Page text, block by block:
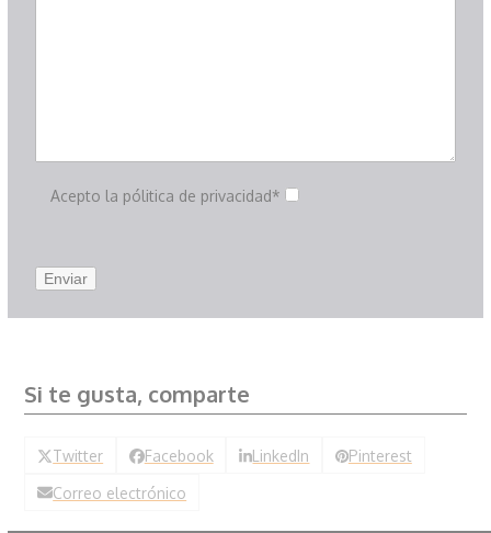
Acepto la pólitica de privacidad*
Si te gusta, comparte
Twitter Facebook LinkedIn
Pinterest
Correo electrónico